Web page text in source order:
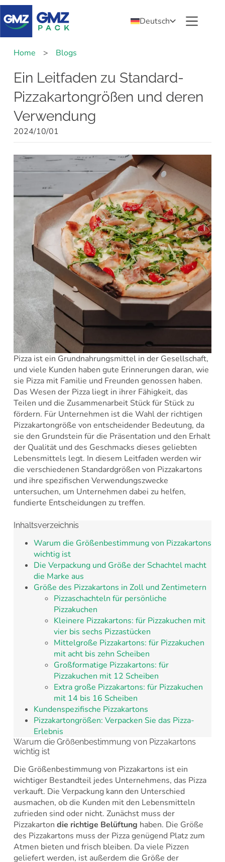
Deutsch
Home > Blogs
Ein Leitfaden zu Standard-
Pizzakartongrößen und deren
Verwendung
2024/10/01
Pizza ist ein Grundnahrungsmittel in der Gesellschaft,
und viele Kunden haben gute Erinnerungen daran, wie
sie Pizza mit Familie und Freunden genossen haben.
Das Wesen der Pizza liegt in ihrer Fähigkeit, das
Teilen und die Zusammenarbeit Stück für Stück zu
fördern. Für Unternehmen ist die Wahl der richtigen
Pizzakartongröße von entscheidender Bedeutung, da
sie den Grundstein für die Präsentation und den Erhalt
der Qualität und des Geschmacks dieses geliebten
Lebensmittels legt. In diesem Leitfaden werden wir
die verschiedenen Standardgrößen von Pizzakartons
und ihre spezifischen Verwendungszwecke
untersuchen, um Unternehmen dabei zu helfen,
fundierte Entscheidungen zu treffen.
Inhaltsverzeichnis
Warum die Größenbestimmung von Pizzakartons
wichtig ist
Die Verpackung und Größe der Schachtel macht
die Marke aus
Größe des Pizzakartons in Zoll und Zentimetern
Pizzaschachteln für persönliche
Pizzakuchen
Kleinere Pizzakartons: für Pizzakuchen mit
vier bis sechs Pizzastücken
Mittelgroße Pizzakartons: für Pizzakuchen
mit acht bis zehn Scheiben
Großformatige Pizzakartons: für
Pizzakuchen mit 12 Scheiben
Extra große Pizzakartons: für Pizzakuchen
mit 14 bis 16 Scheiben
Kundenspezifische Pizzakartons
Pizzakartongrößen: Verpacken Sie das Pizza-
Erlebnis
Warum die Größenbestimmung von Pizzakartons
wichtig ist
Die Größenbestimmung von Pizzakartons ist ein
wichtiger Bestandteil jedes Unternehmens, das Pizza
verkauft. Die Verpackung kann den Unterschied
ausmachen, ob die Kunden mit den Lebensmitteln
zufrieden sind oder nicht. Zunächst muss der
Pizzakarton die richtige Belüftung haben. Die Größe
des Pizzakartons muss der Pizza genügend Platz zum
Atmen bieten und frisch bleiben. Da viele Pizzen
geliefert werden, ist außerdem die Größe der